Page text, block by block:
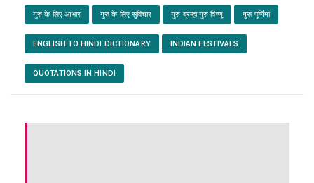
गुरु के लिए आभार गुरु के लिए सुविचार गुरु ब्रम्हा गुरु विष्णू गुरू पूर्णिमा
ENGLISH TO HINDI DICTIONARY INDIAN FESTIVALS
QUOTATIONS IN HINDI